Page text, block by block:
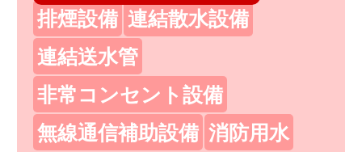
排煙設備 連結散水設備
連結送水管
非常コンセント設備
無線通信補助設備 消防用水